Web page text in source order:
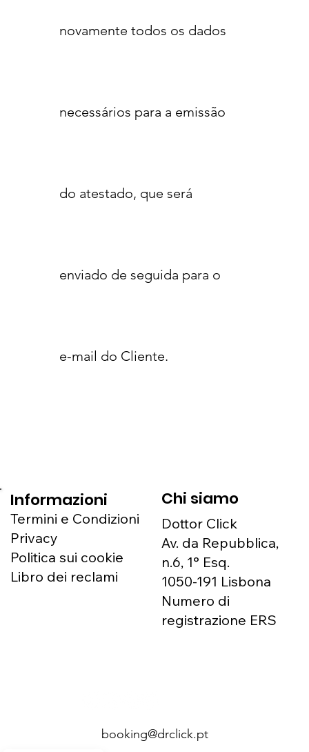
novamente todos os dados
necessários para a emissão
do atestado, que será
enviado de seguida para o
e-mail do Cliente.
Informazioni
Termini e Condizioni
Privacy
Politica sui cookie
Libro dei reclami
Chi siamo
Dottor Click
Av. da Repubblica,
n.6, 1° Esq.
1050-191 Lisbona
Numero di
registrazione ERS
booking@drclick.pt